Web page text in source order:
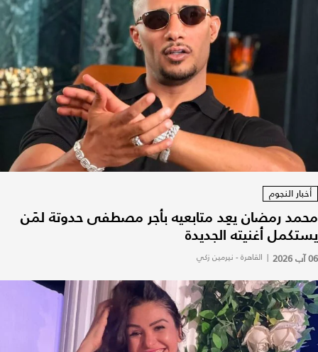
أخبار النجوم
محمد رمضان يعِد متابعيه بأجر مصطفى حدوتة لمَن
يستكمل أغنيته الجديدة
06 آب 2026 | القاهرة - نيرمين زكي